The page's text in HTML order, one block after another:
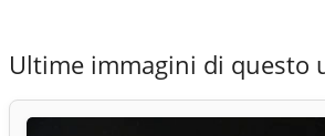
Ultime immagini di questo